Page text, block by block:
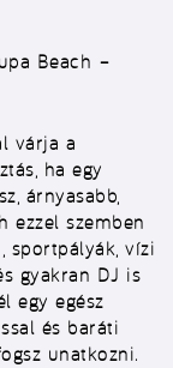
Beach –
várja a
ha egy
árnyasabb,
ezzel szemben
sportpályák, vízi
gyakran DJ is
egy egész
és baráti
unatkozni.